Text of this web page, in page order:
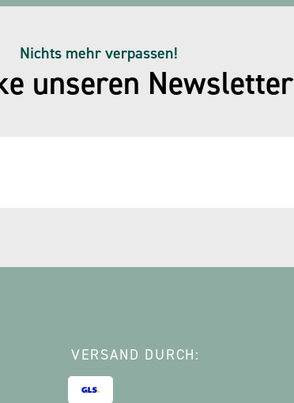
unseren Newsletter
Nichts mehr verpassen!
VERSAND DURCH: